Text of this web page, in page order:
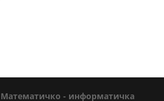
Математичко - информатичка